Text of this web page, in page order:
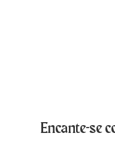
Encante-se